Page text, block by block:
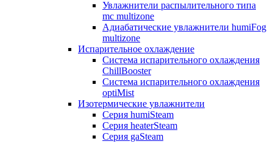
Увлажнители распылительного типа
mc multizone
Адиабатические увлажнители humiFog
multizone
Испарительное охлаждение
Система испарительного охлаждения
ChillBooster
Система испарительного охлаждения
optiMist
Изотермические увлажнители
Серия humiSteam
Серия heaterSteam
Серия gaSteam